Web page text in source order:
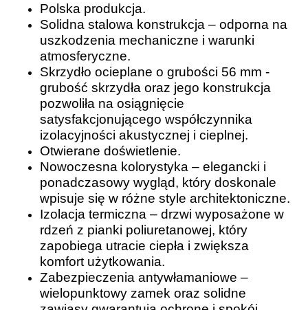
Polska produkcja.
Solidna stalowa konstrukcja – odporna na
uszkodzenia mechaniczne i warunki
atmosferyczne.
Skrzydło ocieplane o grubości 56 mm -
grubość skrzydła oraz jego konstrukcja
pozwoliła na osiągnięcie
satysfakcjonującego współczynnika
izolacyjności akustycznej i cieplnej.
Otwierane doświetlenie.
Nowoczesna kolorystyka – elegancki i
ponadczasowy wygląd, który doskonale
wpisuje się w różne style architektoniczne.
Izolacja termiczna – drzwi wyposażone w
rdzeń z pianki poliuretanowej, który
zapobiega utracie ciepła i zwiększa
komfort użytkowania.
Zabezpieczenia antywłamaniowe –
wielopunktowy zamek oraz solidne